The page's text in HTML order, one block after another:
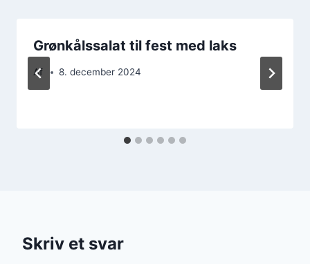
Grønkålssalat til fest med laks
Af 8. december 2024
Skriv et svar